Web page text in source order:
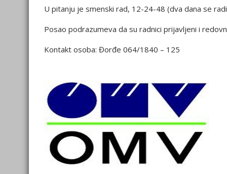
U pitanju je smenski rad, 12-24-48 (dva dana se
Posao podrazumeva da su radnici prijavljeni i
Kontakt osoba: Đorđe 064/1840 – 125